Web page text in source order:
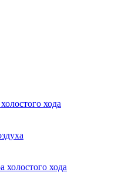
хода
холостого хода